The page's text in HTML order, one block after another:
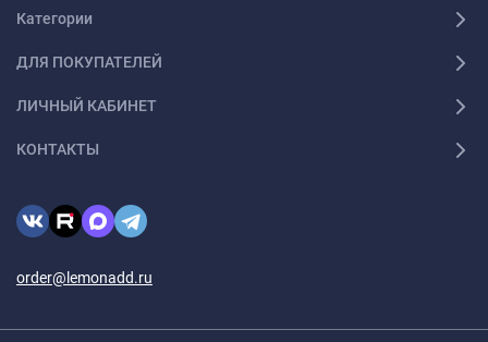
Категории
ДЛЯ ПОКУПАТЕЛЕЙ
ЛИЧНЫЙ КАБИНЕТ
КОНТАКТЫ
order@lemonadd.ru